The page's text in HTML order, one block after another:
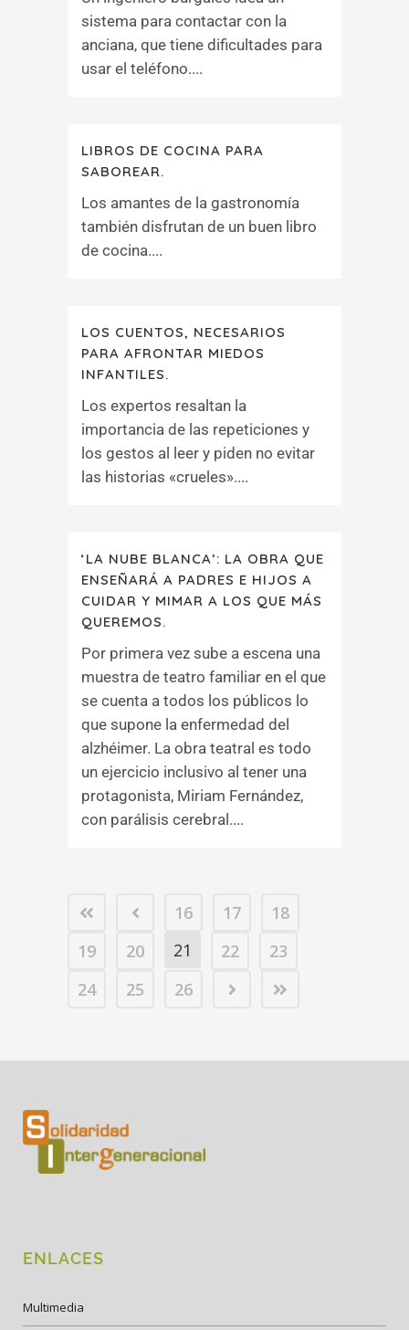
sistema para contactar con la
anciana, que tiene dificultades para
usar el teléfono....
LIBROS DE COCINA PARA
SABOREAR.
Los amantes de la gastronomía
también disfrutan de un buen libro
de cocina....
LOS CUENTOS, NECESARIOS
PARA AFRONTAR MIEDOS
INFANTILES.
Los expertos resaltan la
importancia de las repeticiones y
los gestos al leer y piden no evitar
las historias «crueles»....
‘LA NUBE BLANCA’: LA OBRA QUE
ENSEÑARÁ A PADRES E HIJOS A
CUIDAR Y MIMAR A LOS QUE MÁS
QUEREMOS.
Por primera vez sube a escena una
muestra de teatro familiar en el que
se cuenta a todos los públicos lo
que supone la enfermedad del
alzhéimer. La obra teatral es todo
un ejercicio inclusivo al tener una
protagonista, Miriam Fernández,
con parálisis cerebral....
16 17
18
19
20 21 22
23
24
25 26
ENLACES
Multimedia